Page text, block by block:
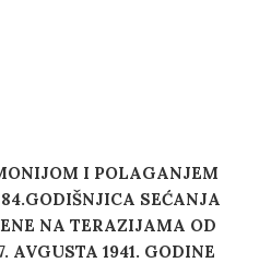
I POLAGANJEM
SEĆANJA
NA TERAZIJAMA OD
AVGUSTA 1941. GODINE